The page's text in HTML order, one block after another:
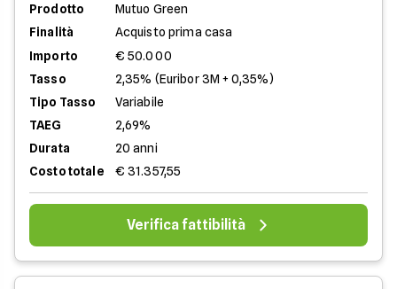
Prodotto
Mutuo Green
Finalità
Acquisto prima casa
Importo
€ 50.000
Tasso
2,35% (Euribor 3M + 0,35%)
Tipo Tasso
Variabile
TAEG
2,69%
Durata
20 anni
Costo totale
€ 31.357,55
Verifica fattibilità